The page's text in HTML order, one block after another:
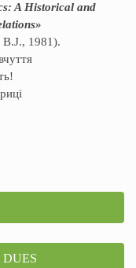
A Historical and
1981).
DUES